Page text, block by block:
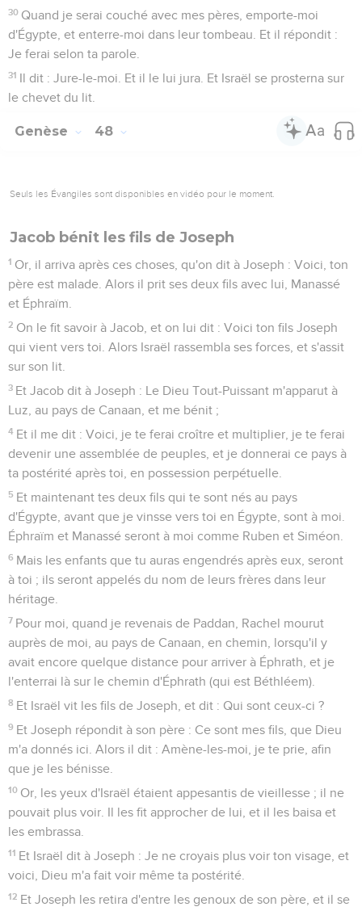
30 Quand je serai couché avec mes pères, emporte-moi
d'Égypte, et enterre-moi dans leur tombeau. Et il répondit :
Je ferai selon ta parole.
31 Il dit : Jure-le-moi. Et il le lui jura. Et Israël se prosterna sur
le chevet du lit.
Genèse 48
Seuls les Évangiles sont disponibles en vidéo pour le moment.
Jacob bénit les fils de Joseph
1 Or, il arriva après ces choses, qu'on dit à Joseph : Voici, ton
père est malade. Alors il prit ses deux fils avec lui, Manassé
et Éphraïm.
2 On le fit savoir à Jacob, et on lui dit : Voici ton fils Joseph
qui vient vers toi. Alors Israël rassembla ses forces, et s'assit
sur son lit.
3 Et Jacob dit à Joseph : Le Dieu Tout-Puissant m'apparut à
Luz, au pays de Canaan, et me bénit ;
4 Et il me dit : Voici, je te ferai croître et multiplier, je te ferai
devenir une assemblée de peuples, et je donnerai ce pays à
ta postérité après toi, en possession perpétuelle.
5 Et maintenant tes deux fils qui te sont nés au pays
d'Égypte, avant que je vinsse vers toi en Égypte, sont à moi.
Éphraïm et Manassé seront à moi comme Ruben et Siméon.
6 Mais les enfants que tu auras engendrés après eux, seront
à toi ; ils seront appelés du nom de leurs frères dans leur
héritage.
7 Pour moi, quand je revenais de Paddan, Rachel mourut
auprès de moi, au pays de Canaan, en chemin, lorsqu'il y
avait encore quelque distance pour arriver à Éphrath, et je
l'enterrai là sur le chemin d'Éphrath (qui est Béthléem).
8 Et Israël vit les fils de Joseph, et dit : Qui sont ceux-ci ?
9 Et Joseph répondit à son père : Ce sont mes fils, que Dieu
m'a donnés ici. Alors il dit : Amène-les-moi, je te prie, afin
que je les bénisse.
10 Or, les yeux d'Israël étaient appesantis de vieillesse ; il ne
pouvait plus voir. Il les fit approcher de lui, et il les baisa et
les embrassa.
11 Et Israël dit à Joseph : Je ne croyais plus voir ton visage, et
voici, Dieu m'a fait voir même ta postérité.
12 Et Joseph les retira d'entre les genoux de son père, et il se